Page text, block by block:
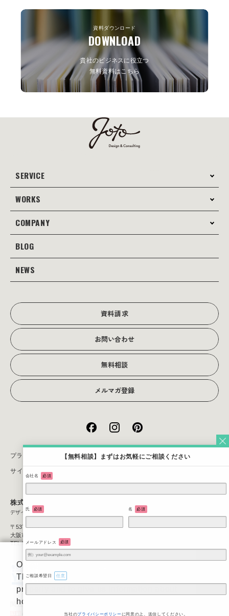
ザイン方法について深掘りし
ます。 コピーライティングに
おいても、キャッチコピーの
作成やストーリーテリングの
活用法を徹底解説。さらに、
プロセスの最適化や配布戦略
についても触れ、パンフレッ
来の力を引き出し、売上向上
を実現させましょう。その鍵
資料ダウンロード
DOWNLOAD
貴社のビジネスに役立つ
無料資料はこちら
SERVICE
サービス案内
コンサルティング
Web広告･SEO対策
WORKS
制作事例
Web
COMPANY
会社案内
当社の強み
会社沿革
BLOG
JOTOブログ
NEWS
資料請求
お問い合わせ
無料相談
メルマガ登録
プライバシーポリシー
サイトマップ
株式会社JOTO
デザイン＆コンサルティング
〒537-0025
大阪市東成区中道3丁目1番1号
TEL:06-6971-4560
関連サイト
【無料相談】まずはお気軽にご相談ください
会社名 必須
氏 必須 名 必須
メールアドレス 必須
ご相談希望日 任意
当社のプライバシーポリシーに同意の上、送信してください。
On our website we use some cookies.
These are necessary for our site to work
properly and to give us information about
how our site is used.